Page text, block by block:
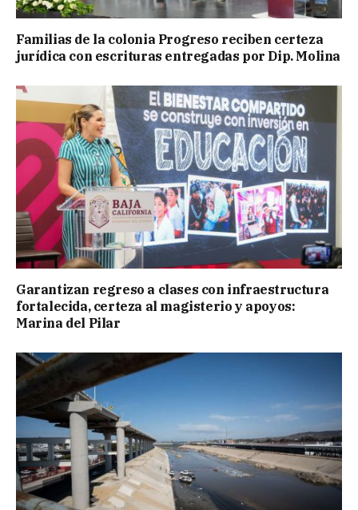
Familias de la colonia Progreso reciben certeza
jurídica con escrituras entregadas por Dip. Molina
Garantizan regreso a clases con infraestructura
fortalecida, certeza al magisterio y apoyos:
Marina del Pilar